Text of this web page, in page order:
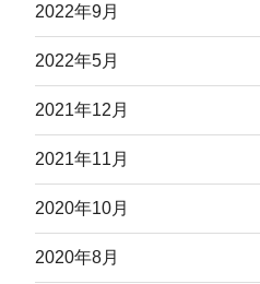
2022年9月
2022年5月
2021年12月
2021年11月
2020年10月
2020年8月